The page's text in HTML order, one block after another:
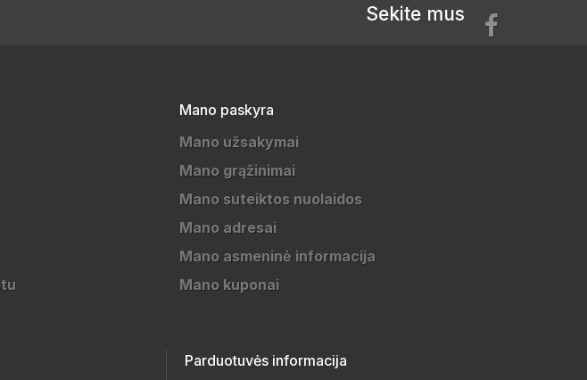
Sekite mus
Mano paskyra
Mano užsakymai
Mano grąžinimai
Mano suteiktos nuolaidos
Mano adresai
Mano asmeninė informacija
Mano kuponai
Parduotuvės informacija